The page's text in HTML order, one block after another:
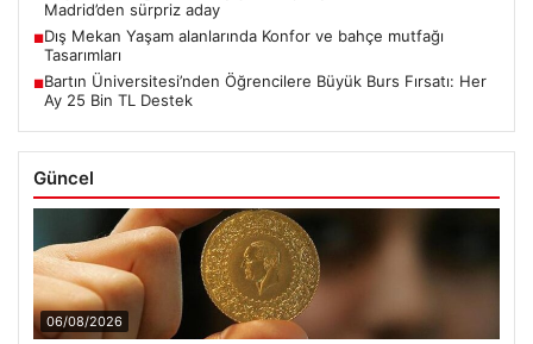
Madrid’den sürpriz aday
■Dış Mekan Yaşam alanlarında Konfor ve bahçe mutfağı
Tasarımları
■Bartın Üniversitesi’nden Öğrencilere Büyük Burs Fırsatı: Her
Ay 25 Bin TL Destek
Güncel
06/08/2026